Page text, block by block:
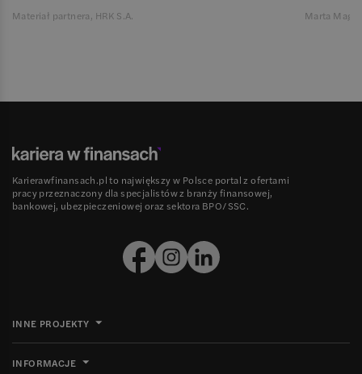
Materiał partnera, HRK S.A. Marta
Karierawfinansach.pl to największy w Polsce portal z ofertami
pracy przeznaczony dla specjalistów z branży finansowej,
bankowej, ubezpieczeniowej oraz sektora BPO/SSC.
INNE PROJEKTY
INFORMACJE